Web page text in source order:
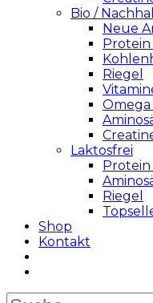
Bio /
Neue
Protein
Riegel
Omega
Laktosfrei
Protein
Riegel
Shop
Kontakt